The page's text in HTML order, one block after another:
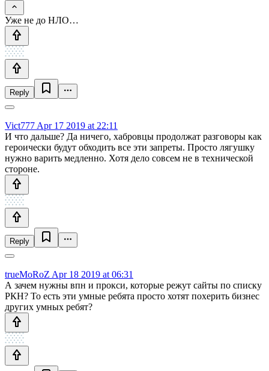
Уже не до НЛО…
Reply
Vict777 Apr 17 2019 at 22:11
И что дальше? Да ничего, хабровцы продолжат разговоры как
героически будут обходить все эти запреты. Просто лягушку
нужно варить медленно. Хотя дело совсем не в технической
стороне.
Reply
trueMoRoZ Apr 18 2019 at 06:31
А зачем нужны впн и прокси, которые режут сайты по списку
РКН? То есть эти умные ребята просто хотят похерить бизнес
других умных ребят?